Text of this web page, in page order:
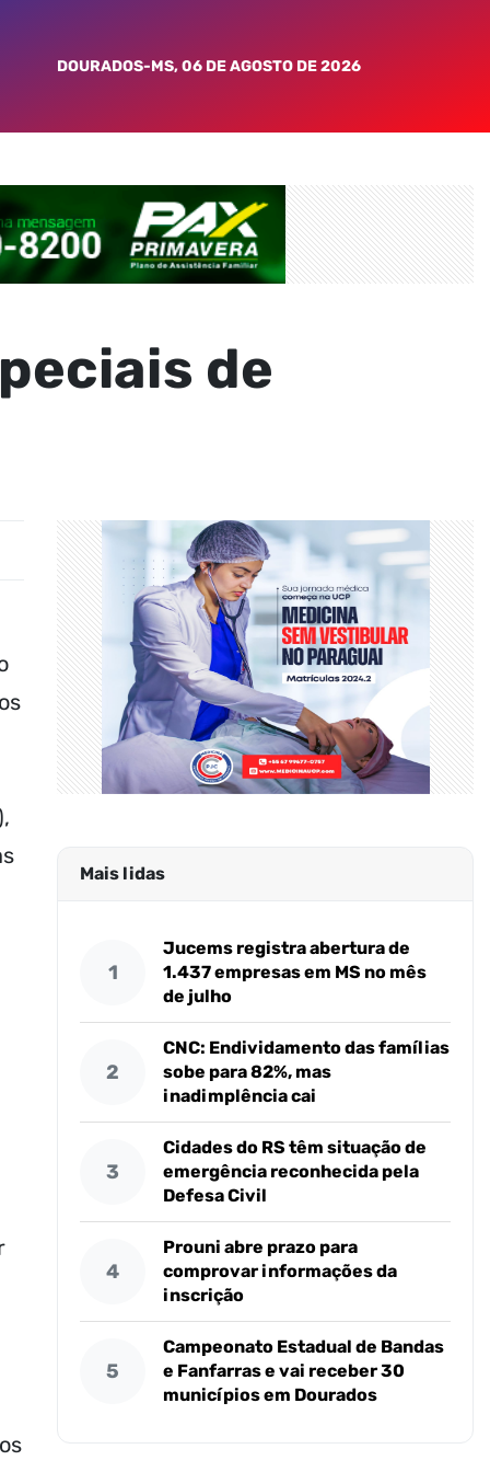
DOURADOS-MS, 06 DE AGOSTO DE 2026
de
Mais lidas
1
Jucems registra abertura de
1.437 empresas em MS no mês
de julho
2
CNC: Endividamento das famílias
sobe para 82%, mas
inadimplência cai
3
Cidades do RS têm situação de
emergência reconhecida pela
Defesa Civil
4
Prouni abre prazo para
comprovar informações da
inscrição
5
Campeonato Estadual de Bandas
e Fanfarras e vai receber 30
municípios em Dourados